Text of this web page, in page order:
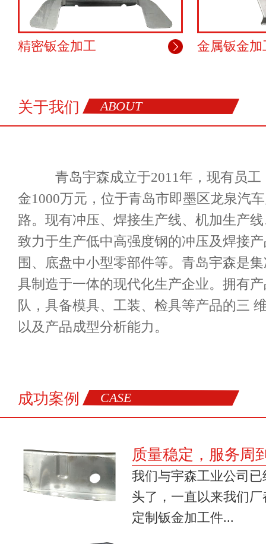
精密钣金加工 金属钣金加
关于我们 ABOUT
青岛宇森成立于2011年，现有员
金1000万元，位于青岛市即墨区龙泉汽
路。现有冲压、焊接生产线、机加生产
致力于生产低中高强度钢的冲压及焊接
围、底盘中小型零部件等。青岛宇森是
具制造于一体的现代化生产企业。拥有
队，具备模具、工装、检具等产品的三
以及产品成型分析能力。
成功案例 CASE
质量稳定，服务周
我们与宇森工业公司
头了，一直以来我们
定制钣金加工件...